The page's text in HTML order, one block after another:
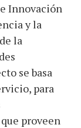
Innovación
y la
la
se basa
para
proveen